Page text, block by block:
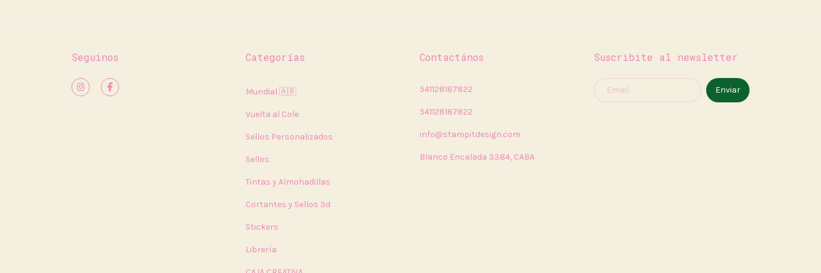
Seguinos Categorías
Mundial 🇦🇷
Vuelta al Cole
Sellos Personalizados
Sellos
Tintas y Almohadillas
Cortantes y Sellos 3d
Stickers
Librería
Contactános
541128187822
541128187822
info@stampitdesign.com
Blanco Encalada 3384, CABA
Suscribite al newsletter